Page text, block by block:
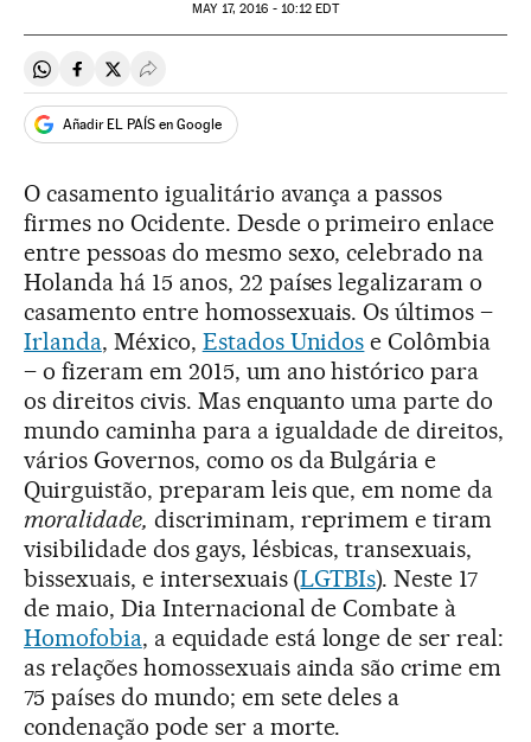
MAY17, 2016 - 10:12 EDT
Compartir en Whatsapp
Compartir en Facebook
Compartir en Twitter
Desplegar Redes Sociales
Añadir EL PAÍS en Google
O casamento igualitário avança a passos
firmes no Ocidente. Desde o primeiro enlace
entre pessoas do mesmo sexo, celebrado na
Holanda há 15 anos, 22 países legalizaram o
casamento entre homossexuais. Os últimos –
Irlanda, México, Estados Unidos e Colômbia
– o fizeram em 2015, um ano histórico para
os direitos civis. Mas enquanto uma parte do
mundo caminha para a igualdade de direitos,
vários Governos, como os da Bulgária e
Quirguistão, preparam leis que, em nome da
moralidade, discriminam, reprimem e tiram
visibilidade dos gays, lésbicas, transexuais,
bissexuais, e intersexuais (LGTBIs). Neste 17
de maio, Dia Internacional de Combate à
Homofobia, a equidade está longe de ser real:
as relações homossexuais ainda são crime em
75 países do mundo; em sete deles a
condenação pode ser a morte.